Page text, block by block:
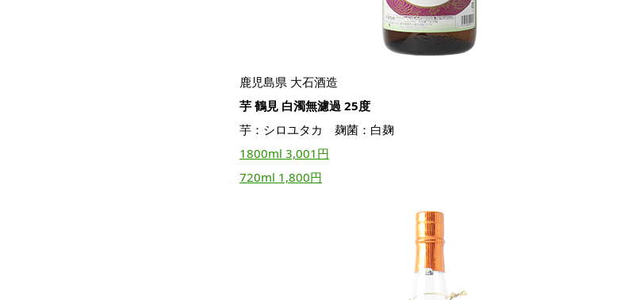
鹿児島県 大石酒造
芋 鶴見 白濁無濾過 25度
芋：シロユタカ 麹菌：白麹
1800ml 3,001円
720ml 1,800円